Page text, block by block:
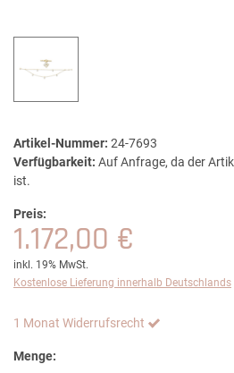
Artikel-Nummer: 24-7693
Verfügbarkeit: Auf Anfrage, da der
ist.
Preis:
1.172,00 €
inkl. 19% MwSt.
Kostenlose Lieferung innerhalb Deutschlands
1 Monat Widerrufsrecht
Menge: